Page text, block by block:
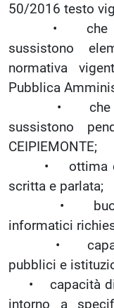
50/2016 testo
• che nei
sussistono
normativa
Pubblica
• che nei
sussistono
CEIPIEMONTE;
• ottima
scritta e parlata;
• buona
informatici
• capacità
pubblici e
• capacità di
intorno a